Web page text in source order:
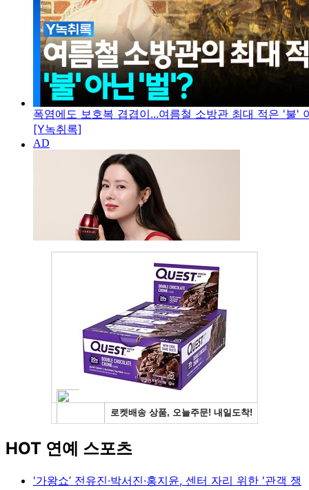
폭염에도 보호복 겹겹이...여름철 소방관 최대 적은 '불'
[Y녹취록]
HOT 연예 스포츠
'가왕쇼’ 전유진·박서진·홍지윤, 센터 자리 위한 '관객 쟁